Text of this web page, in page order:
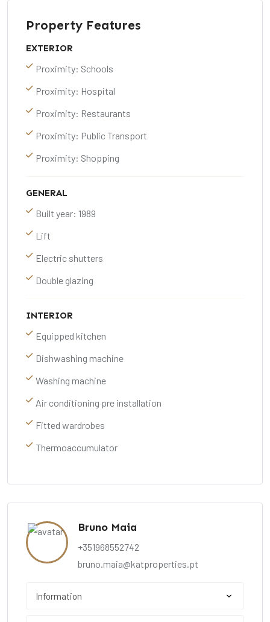
Bruno Maia
+351968552742
bruno.maia@katproperties.pt
Property Features
EXTERIOR
Proximity: Schools
Proximity: Hospital
Proximity: Restaurants
Proximity: Public Transport
Proximity: Shopping
GENERAL
Built year: 1989
Lift
Electric shutters
Double glazing
INTERIOR
Equipped kitchen
Dishwashing machine
Washing machine
Air conditioning pre installation
Fitted wardrobes
Thermoaccumulator